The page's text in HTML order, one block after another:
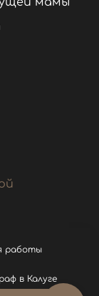
в Калуге
работы